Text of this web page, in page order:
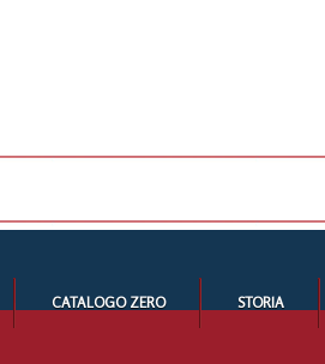
CATALOGO ZERO STORIA